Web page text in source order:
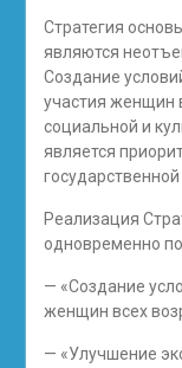
Стратегия
являются
Создание
участия женщин
социальной и
является
Реализация
одновременно
— «Создание
женщин всех
— «Улучшение